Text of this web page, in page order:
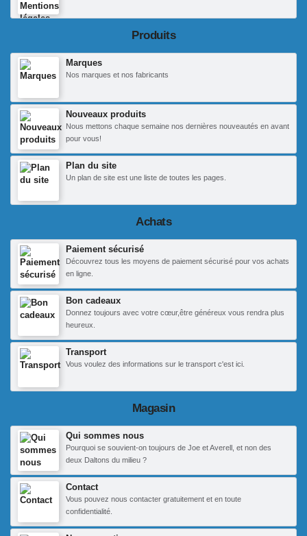
Produits
Marques
Nos marques et nos fabricants
Nouveaux produits
Nous mettons chaque semaine nos dernières nouveautés en avant
pour vous!
Plan du site
Un plan de site est une liste de toutes les pages.
Achats
Paiement sécurisé
Découvrez tous les moyens de paiement sécurisé pour vos achats
en ligne.
Bon cadeaux
Donnez toujours avec votre cœur,être généreux vous rendra plus
heureux.
Transport
Vous voulez des informations sur le transport c'est ici.
Magasin
Qui sommes nous
Pourquoi se souvient-on toujours de Joe et Averell, et non des
deux Daltons du milieu ?
Contact
Vous pouvez nous contacter gratuitement et en toute
confidentialité.